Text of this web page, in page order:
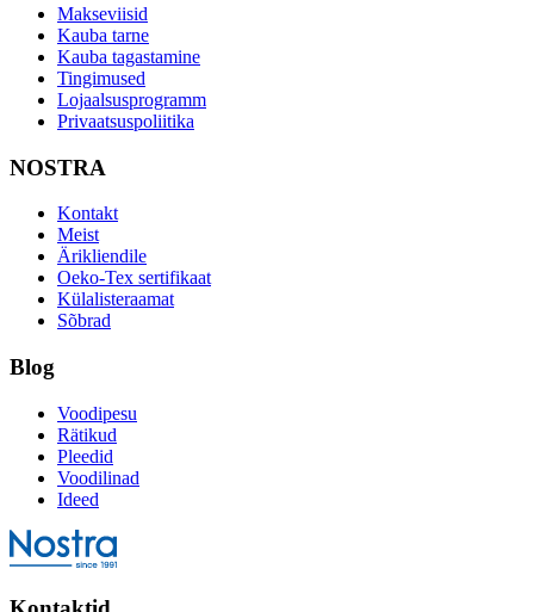
Makseviisid
Kauba tarne
Kauba tagastamine
Tingimused
Lojaalsusprogramm
Privaatsuspoliitika
NOSTRA
Kontakt
Meist
Ärikliendile
Oeko-Tex sertifikaat
Külalisteraamat
Sõbrad
Blog
Voodipesu
Rätikud
Pleedid
Voodilinad
Ideed